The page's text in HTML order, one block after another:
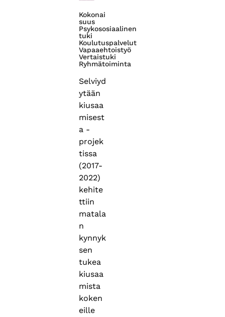
Kokonai
suus
Psykososiaalinen
tuki
Koulutuspalvelut
Vapaaehtoistyö
Vertaistuki
Ryhmätoiminta
Selviyd
ytään
kiusaa
misest
a -
projek
tissa
(2017-
2022)
kehite
ttiin
matala
n
kynnyk
sen
tukea
kiusaa
mista
koken
eille